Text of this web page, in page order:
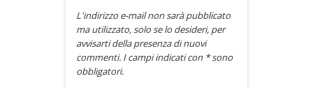
L'indirizzo e-mail non sarà pubblicato
ma utilizzato, solo se lo desideri, per
avvisarti della presenza di nuovi
commenti. I campi indicati con * sono
obbligatori.